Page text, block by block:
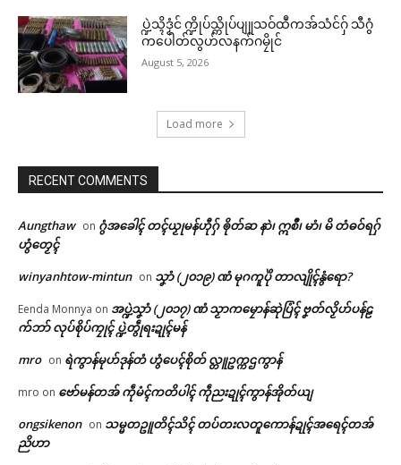
ပ္ဍဲသ္ၚိဒၟံင် က္ဍိုပ်သ္ကိုပ်ပျူသဝ်ထဳကအ်သံင်ဂှ် သီဂွံ
ကပေါတ်လွဟ်လနက်ဂမၠိုင်
August 5, 2026
Load more
RECENT COMMENTS
Aungthaw on ဂွံအခေါၚ် တၚ်ယၟုမန်ဟီုဂှ် ၜိုတ်ဆ နာဲ၊ ဣစဳ၊ မာံ၊ မိ တံဓဝ်ရဂှ်
ဟွံတၟေၚ်
winyanhtow-mintun on သၞာံ (၂၀၁၉) ဏံ မုဂကူပိုဲ တာလျိုၚ်နွံရော?
Eenda Monnya on အပ္ဍဲသၞာံ (၂၀၁၇) ဏံ သၟာကမၠောန်ဆုဲပြံၚ် ဗၞတ်လၟိဟ်ပန်ဠ
က်ဘာ် လုပ်စိုပ်ကၠုၚ် ပ္ဍဲတွဵုရးဍုၚ်မန်
mro on ရဲကွာန်မုဟ်ဒုန်တံ ဟွံပေၚ်စိုတ် လ္တူဥက္ကဌကွာန်
mro on ဗော်မန်တအ် ကဵုမံၚ်ကတိပါၚ် ကဵုညးဍုၚ်ကွာန်အိုတ်ယျ
ongsikenon on သမ္မတဥူတိၚ်သိၚ် တပ်တးလတူကောန်ဍုၚ်အရေၚ်တအ်
ညိဟာ